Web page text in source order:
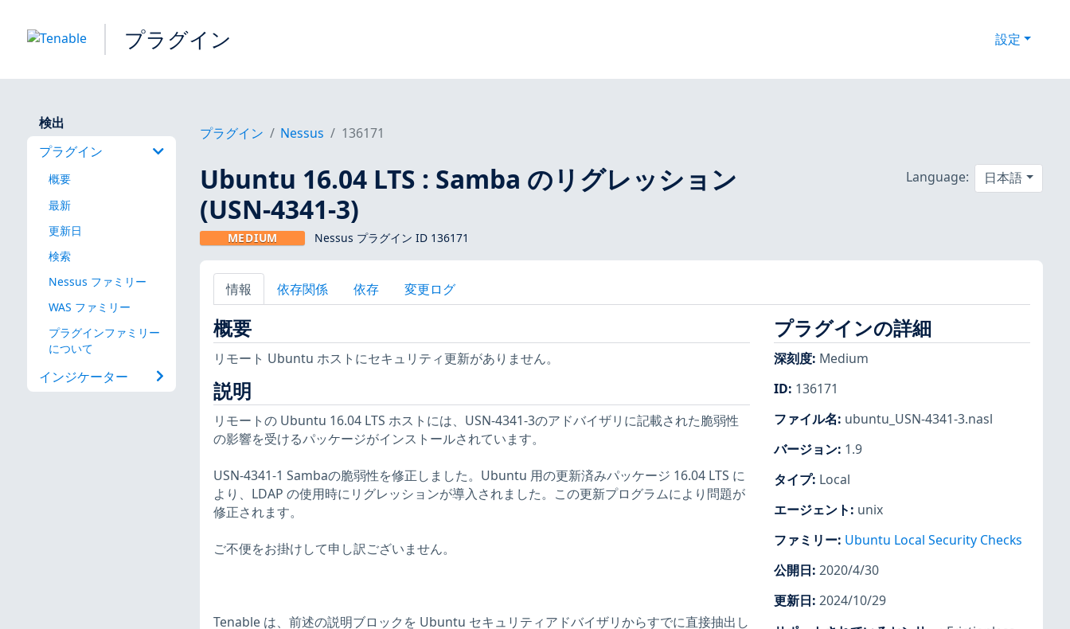
プラグイン 設定
検出
プラグイン
概要
最新
更新日
検索
Nessus ファミリー
WAS ファミリー
プラグインファミリー
について
インジケーター
プラグイン Nessus 136171
Ubuntu 16.04 LTS : Samba のリグレッション
(USN-4341-3)
MEDIUM Nessus プラグイン ID 136171
Language: 日本語
情報 依存関係 依存 変更ログ
概要
リモート Ubuntu ホストにセキュリティ更新がありません。
説明
リモートの Ubuntu 16.04 LTS ホストには、USN-4341-3のアドバイザリに記載された脆弱性
の影響を受けるパッケージがインストールされています。
USN-4341-1 Sambaの脆弱性を修正しました。Ubuntu 用の更新済みパッケージ 16.04 LTS に
より、LDAP の使用時にリグレッションが導入されました。この更新プログラムにより問題が
修正されます。
ご不便をお掛けして申し訳ございません。
Tenable は、前述の説明ブロックを Ubuntu セキュリティアドバイザリからすでに直接抽出し
プラグインの詳細
深刻度: Medium
ID: 136171
ファイル名: ubuntu_USN-4341-3.nasl
バージョン: 1.9
タイプ: Local
エージェント: unix
ファミリー: Ubuntu Local Security Checks
公開日: 2020/4/30
更新日: 2024/10/29